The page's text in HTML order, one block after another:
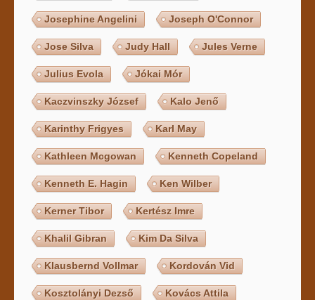
Josephine Angelini Joseph O'Connor
Jose Silva Judy Hall Jules Verne
Julius Evola Jókai Mór
Kaczvinszky József Kalo Jenő
Karinthy Frigyes Karl May
Kathleen Mcgowan Kenneth Copeland
Kenneth E. Hagin Ken Wilber
Kerner Tibor Kertész Imre
Khalil Gibran Kim Da Silva
Klausbernd Vollmar Kordován Vid
Kosztolányi Dezső Kovács Attila